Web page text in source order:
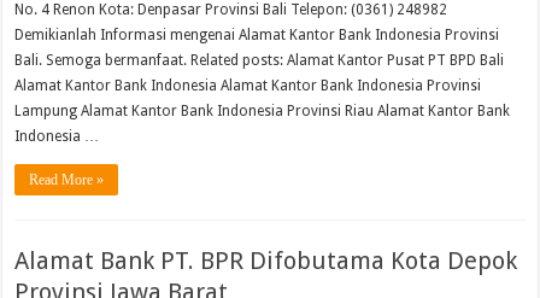
No. 4 Renon Kota: Denpasar Provinsi Bali Telepon: (0361) 248982
Demikianlah Informasi mengenai Alamat Kantor Bank Indonesia Provinsi
Bali. Semoga bermanfaat. Related posts: Alamat Kantor Pusat PT BPD Bali
Alamat Kantor Bank Indonesia Alamat Kantor Bank Indonesia ​Provinsi
Lampung Alamat Kantor Bank Indonesia ​Provinsi Riau Alamat Kantor Bank
Indonesia …
Read More »
Alamat Bank PT. BPR Difobutama Kota Depok
Provinsi Jawa Barat